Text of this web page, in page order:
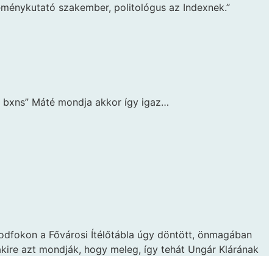
szakember, politológus az Indexnek.”
bxns” Máté mondja akkor így igaz…
a Fővárosi Ítélőtábla úgy döntött, önmagában
azt mondják, hogy meleg, így tehát Ungár Klárának